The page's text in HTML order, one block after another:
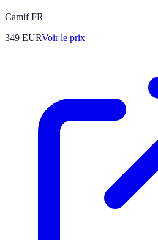
Camif FR
349 EURVoir le prix